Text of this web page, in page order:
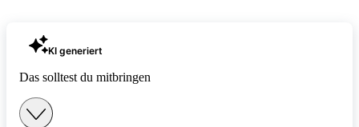
KI generiert
Das solltest du mitbringen